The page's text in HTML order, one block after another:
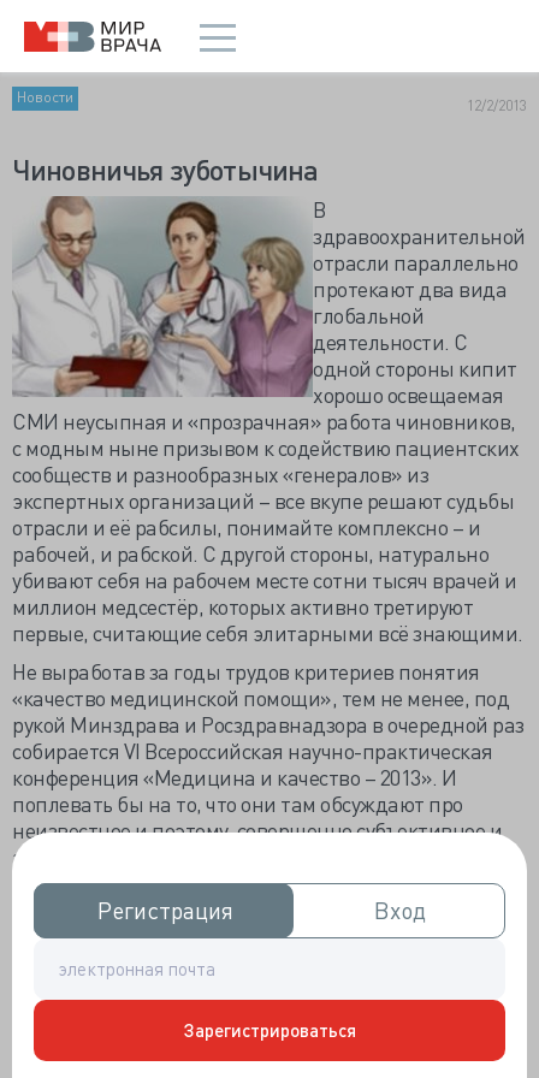
Регистрация
Регистрация Вход
Вход
Зарегистрироваться
Новости 12/2/2013
Чиновничья зуботычина
В
здравоохранительной
отрасли параллельно
протекают два вида
глобальной
деятельности. С
одной стороны кипит
хорошо освещаемая
СМИ неусыпная и «прозрачная» работа чиновников,
с модным ныне призывом к содействию пациентских
сообществ и разнообразных «генералов» из
экспертных организаций – все вкупе решают судьбы
отрасли и её рабсилы, понимайте комплексно – и
рабочей, и рабской. С другой стороны, натурально
убивают себя на рабочем месте сотни тысяч врачей и
миллион медсестёр, которых активно третируют
первые, считающие себя элитарными всё знающими.
Не выработав за годы трудов критериев понятия
«качество медицинской помощи», тем не менее, под
рукой Минздрава и Росздравнадзора в очередной раз
собирается VI Всероссийская научно-практическая
конференция «Медицина и качество – 2013». И
поплевать бы на то, что они там обсуждают про
неизвестное и поэтому, совершенно субъективное и
эфимерное, если бы участники мероприятия не
выносили на всеобщее обозрение «порочащие»,
причём совершенно необосновано, сведения о
трудовой деятельности медиков.
Пока непостоянный руководитель Росздравнадзора –
врио Мурашко пооткровенничал, что возросло «число
жалоб от граждан на некачественное оказание
медицинской помощи и неудовлетворительное